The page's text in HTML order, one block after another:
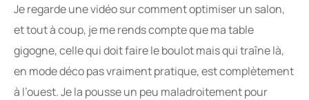
Je regarde une vidéo sur comment optimiser un salon,
et tout à coup, je me rends compte que ma table
gigogne, celle qui doit faire le boulot mais qui traîne là,
en mode déco pas vraiment pratique, est complètement
à l’ouest. Je la pousse un peu maladroitement pour